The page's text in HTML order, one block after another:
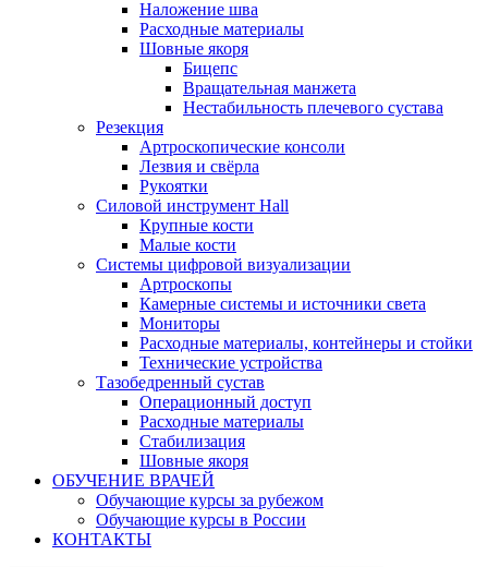
Наложение шва
Расходные материалы
Шовные якоря
Бицепс
Вращательная манжета
Нестабильность плечевого сустава
Резекция
Артроскопические консоли
Лезвия и свёрла
Рукоятки
Силовой инструмент Hall
Крупные кости
Малые кости
Системы цифровой визуализации
Артроскопы
Камерные системы и источники света
Мониторы
Расходные материалы, контейнеры и стойки
Технические устройства
Тазобедренный сустав
Операционный доступ
Расходные материалы
Стабилизация
Шовные якоря
ОБУЧЕНИЕ ВРАЧЕЙ
Обучающие курсы за рубежом
Обучающие курсы в России
КОНТАКТЫ